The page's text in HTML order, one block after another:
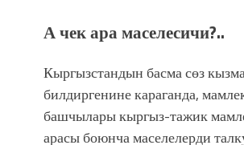
А чек ара маселесичи?..
Кыргызстандын басма сөз
билдиргенине караганда,
башчылары кыргыз-тажик
арасы боюнча маселелерди